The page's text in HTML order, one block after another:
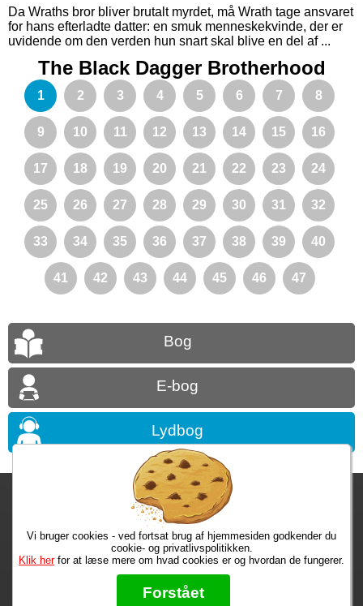
Da Wraths bror bliver brutalt myrdet, må Wrath tage ansvaret
for hans efterladte datter: en smuk menneskekvinde, der er
uvidende om den verden hun snart skal blive en del af ...
The Black Dagger Brotherhood
1 2 3 4 5 6 7 8
9 10 11 12 13 14 15 16
17 18 19 20 21 22 23 24
25 26 27 28 29 30 31 32
33 34 35 36 37 38 39 40
41 42 43 44 45 46 47
Bog
E-bog
Lydbog
Fragtgebyret er DKK 59,95 • Fragtgebyret bortfalder ved køb over
DKK 299,00
Bestiller du nu, har du dine varer på tirsdag!
Max 50 kr. Bøger til en 🐕
★★★★★
Læs hvad vores kunder siger om os på Trustpilot
Vi bruger cookies - ved fortsat brug af hjemmesiden godkender du
cookie- og privatlivspolitikken.
Klik herfor at læse mere om hvad cookies er og hvordan de fungerer.
Forstået